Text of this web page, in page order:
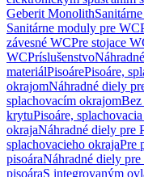
Geberit Monolith
Sanitárne moduly pre WC
závesné WCPre stojace
WCPríslušenstvo
materiálPisoárePisoáre,
okrajomNáhradné diely
splachovacím okrajom
krytuPisoáre,
okrajaNáhradné diely pre
splachovacieho okrajaPre
pisoáraNáhradné diely
pisoáraS integrovaným